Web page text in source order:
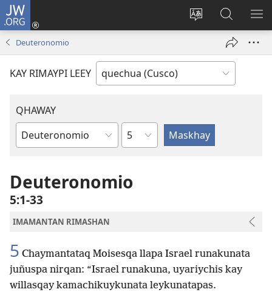
JW.ORG
Direccionpi
Sutiykiwan
jaykuy
nueva
JW.ORG
nisqapi
maskhay
Deuteronomio
KAY RIMAYPI LEEY
QHAWAY
Libro
la
Biblia
Capítulo
Deuteronomio
5:1-33
IMAMANTAN RIMASHAN
5 Chaymantataq Moisesqa llapa Israel runakunata
juñuspa nirqan: “Israel runakuna, uyariychis kay
willasqay kamachikuykunata leykunatapas.